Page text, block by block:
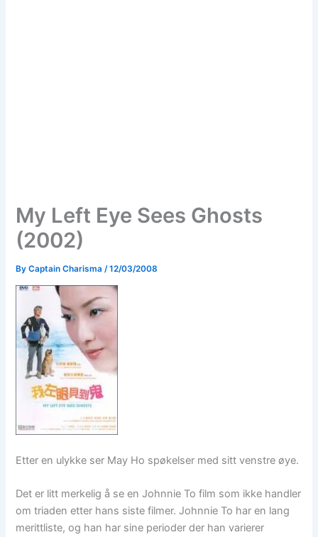
My Left Eye Sees Ghosts
(2002)
ByCaptain Charisma /12/03/2008
Etter en ulykke ser May Ho spøkelser med sitt venstre øye.
Det er litt merkelig å se en Johnnie To film som ikke handler
om triaden etter hans siste filmer. Johnnie To har en lang
merittliste, og han har sine perioder der han varierer